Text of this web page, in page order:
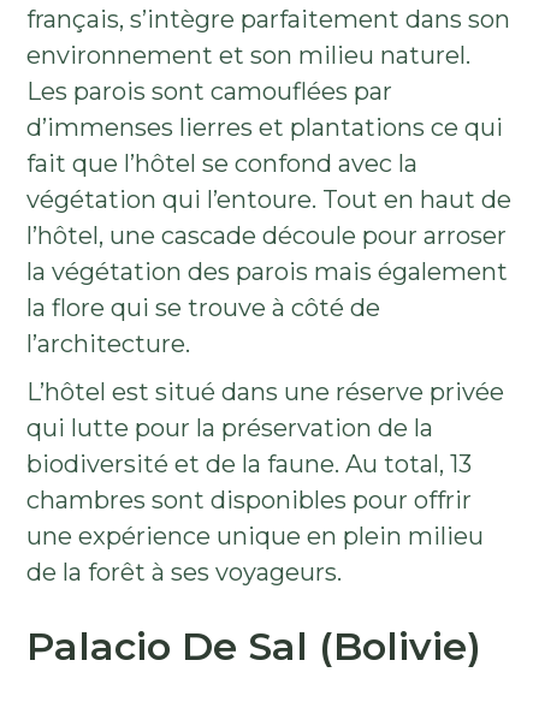
français, s’intègre parfaitement dans son
environnement et son milieu naturel.
Les parois sont camouflées par
d’immenses lierres et plantations ce qui
fait que l’hôtel se confond avec la
végétation qui l’entoure. Tout en haut de
l’hôtel, une cascade découle pour arroser
la végétation des parois mais également
la flore qui se trouve à côté de
l’architecture.
L’hôtel est situé dans une réserve privée
qui lutte pour la préservation de la
biodiversité et de la faune. Au total, 13
chambres sont disponibles pour offrir
une expérience unique en plein milieu
de la forêt à ses voyageurs.
Palacio De Sal (Bolivie)